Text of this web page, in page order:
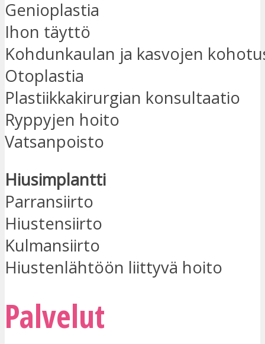
Genioplastia
Ihon täyttö
Kohdunkaulan ja kasvojen
Otoplastia
Plastiikkakirurgian konsultaatio
Ryppyjen hoito
Vatsanpoisto
Hiusimplantti
Parransiirto
Hiustensiirto
Kulmansiirto
Hiustenlähtöön liittyvä hoito
Palvelut